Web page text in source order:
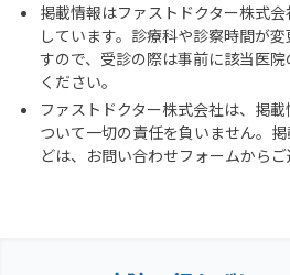
掲載情報はファストドクター株式
しています。診療科や診察時間が
すので、受診の際は事前に該当医
ください。
ファストドクター株式会社は、掲
ついて一切の責任を負いません。
どは、お問い合わせフォームからご